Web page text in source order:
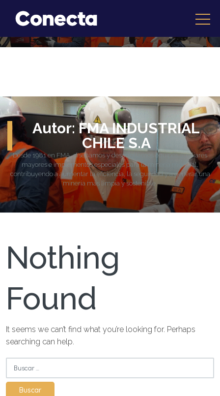
Autor:FMA INDUSTRIAL
CHILE S.A
Desde 1981 en FMA, diseñamos y desarrollamos equipos auxiliares
mayores e implementos especiales para la minería mundial,
contribuyendo a aumentar la eficiencia, la seguridad y a generar una
minería más limpia y sostenible.
Nothing
Found
It seems we can’t find what you’re looking for. Perhaps
searching can help.
Buscar: